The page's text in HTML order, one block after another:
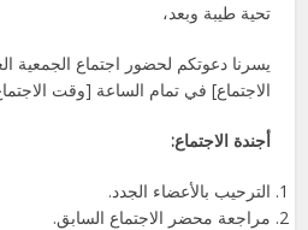
تحية طيبة وبعد،
يسرنا دعوتكم لحضور اجتماع الجمعية
الاجتماع] في تمام الساعة [وقت
أجندة الاجتماع:
الترحيب بالأعضاء الجدد.
مراجعة محضر الاجتماع السابق.